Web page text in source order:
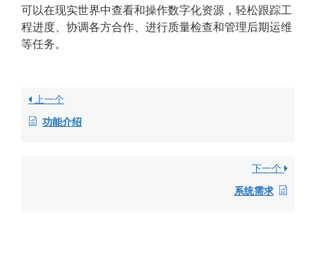
可以在现实世界中查看和操作数字化资源，轻松跟踪工
程进度、协调各方合作、进行质量检查和管理后期运维
等任务。
上一个
功能介绍
下一个
系统需求